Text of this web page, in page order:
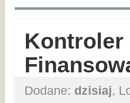
Kontroler
Dodane: dzisiaj,